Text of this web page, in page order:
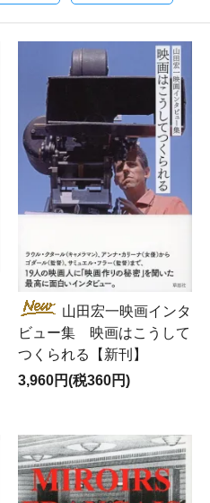
山田宏一映画インタ
ビュー集 映画はこうして
つくられる【新刊】
3,960円(税360円)